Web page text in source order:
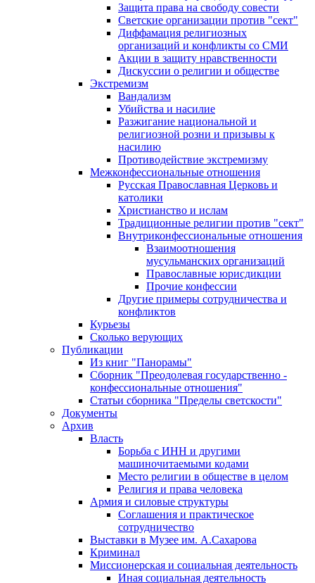
Защита права на свободу совести
Светские организации против "сект"
Диффамация религиозных
организаций и конфликты со СМИ
Акции в защиту нравственности
Дискуссии о религии и обществе
Экстремизм
Вандализм
Убийства и насилие
Разжигание национальной и
религиозной розни и призывы к
насилию
Противодействие экстремизму
Межконфессиональные отношения
Русская Православная Церковь и
католики
Христианство и ислам
Традиционные религии против "сект"
Внутриконфессиональные отношения
Взаимоотношения
мусульманских организаций
Православные юрисдикции
Прочие конфессии
Другие примеры сотрудничества и
конфликтов
Курьезы
Сколько верующих
Публикации
Из книг "Панорамы"
Сборник "Преодолевая государственно -
конфессиональные отношения"
Статьи сборника "Пределы светскости"
Документы
Архив
Власть
Борьба с ИНН и другими
машиночитаемыми кодами
Место религии в обществе в целом
Религия и права человека
Армия и силовые структуры
Соглашения и практическое
сотрудничество
Выставки в Музее им. А.Сахарова
Криминал
Миссионерская и социальная деятельность
Иная социальная деятельность